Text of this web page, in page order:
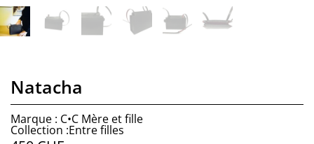
Natacha
Marque : C•C Mère et fille
Collection :Entre filles